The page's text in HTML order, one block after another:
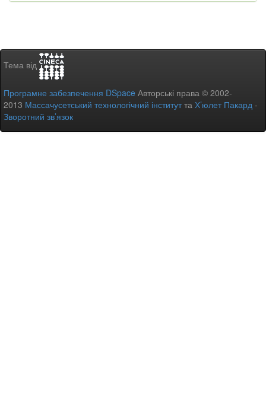
Тема від
Програмне забезпечення DSpace Авторські права © 2002-
2013 Массачусетський технологічний інститутта Х’юлет Пакард -
Зворотний зв’язок